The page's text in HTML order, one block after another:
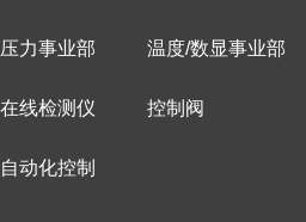
压力事业部 温度/数显事业部
在线检测仪 控制阀
自动化控制